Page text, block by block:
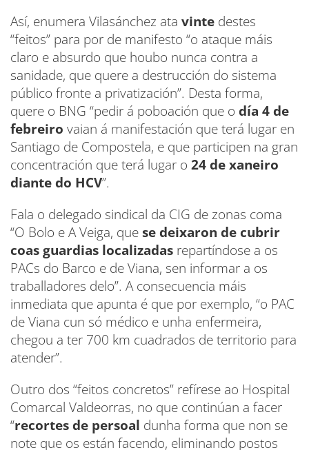
Así, enumera Vilasánchez ata vinte destes
“feitos” para por de manifesto “o ataque máis
claro e absurdo que houbo nunca contra a
sanidade, que quere a destrucción do sistema
público fronte a privatización”. Desta forma,
quere o BNG “pedir á poboación que o día 4 de
febreiro vaian á manifestación que terá lugar en
Santiago de Compostela, e que participen na gran
concentración que terá lugar o 24 de xaneiro
diante do HCV”.
Fala o delegado sindical da CIG de zonas coma
“O Bolo e A Veiga, quese deixaron de cubrir
coas guardias localizadas repartíndose a os
PACs do Barco e de Viana, sen informar a os
traballadores delo”. A consecuencia máis
inmediata que apunta é que por exemplo, “o PAC
de Viana cun só médico e unha enfermeira,
chegou a ter 700 km cuadrados de territorio para
atender”.
Outro dos “feitos concretos” refírese ao Hospital
Comarcal Valdeorras, no que continúan a facer
“recortes de persoal dunha forma que non se
note que os están facendo, eliminando postos